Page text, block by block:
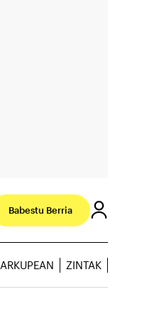
Babestu Berria
ARKUPEAN ZINTAK